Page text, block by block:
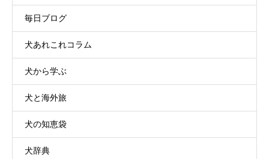
毎日ブログ
犬あれこれコラム
犬から学ぶ
犬と海外旅
犬の知恵袋
犬辞典